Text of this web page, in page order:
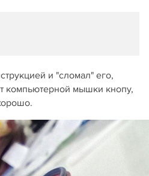
и "сломал" его,
компьютерной мышки кнопу,